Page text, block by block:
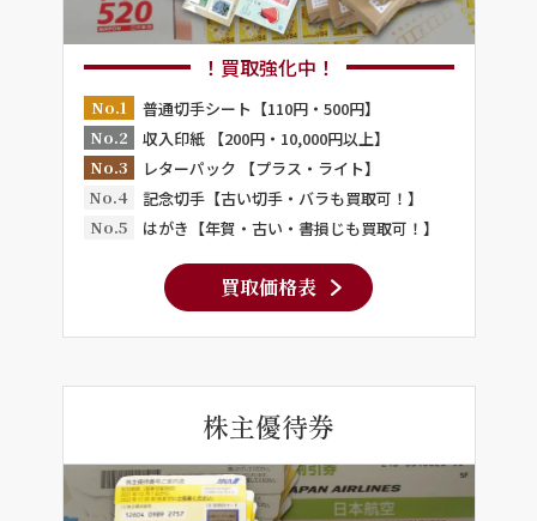
！買取強化中！
No.1
普通切手シート【110円・500円】
No.2
収入印紙 【200円・10,000円以上】
No.3
レターパック 【プラス・ライト】
No.4
記念切手【古い切手・バラも買取可！】
No.5
はがき【年賀・古い・書損じも買取可！】
買取価格表
株主優待券